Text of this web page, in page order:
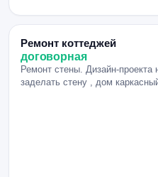
Ремонт коттеджей
договорная
Ремонт стены. Дизайн-проекта
заделать стену , дом